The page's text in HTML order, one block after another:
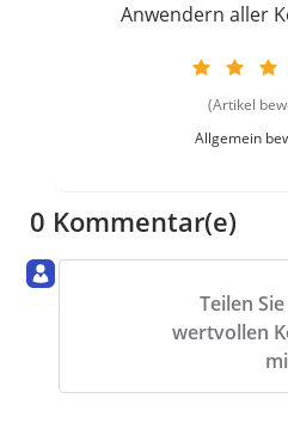
Anwendern aller
(Artikel
Allgemein
0 Kommentar(e)
Teilen
wertvollen